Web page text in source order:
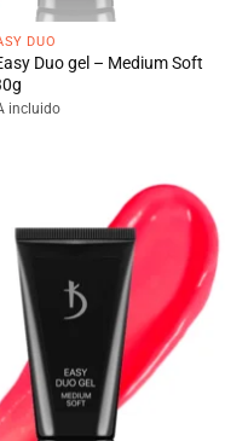
DUO
Duo gel – Medium Soft
incluido